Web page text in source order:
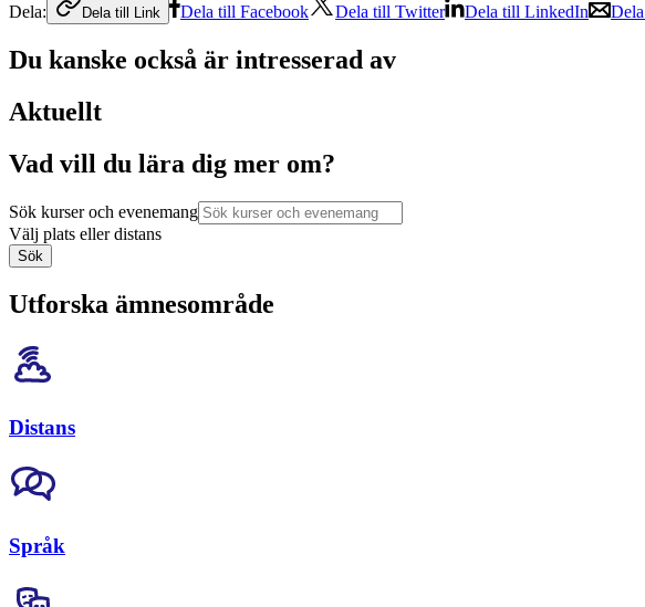
Dela: Dela till Link Dela till Facebook Dela till Twitter Dela till LinkedIn
Du kanske också är intresserad av
Aktuellt
Vad vill du lära dig mer om?
Sök kurser och evenemang
Välj plats eller distans
Sök
Utforska ämnesområde
Distans
Språk